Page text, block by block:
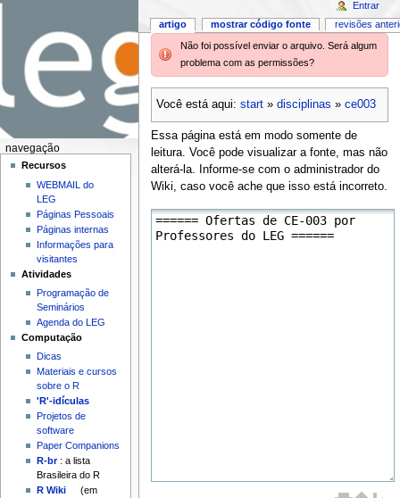
Não foi possível enviar o arquivo. Será algum
problema com as permissões?
Você está aqui: start» disciplinas » ce003
Essa página está em modo somente de
leitura. Você pode visualizar a fonte, mas não
alterá-la. Informe-se com o administrador do
Wiki, caso você ache que isso está incorreto.
artigo mostrar código fonte revisões
Entrar
navegação
Recursos
WEBMAIL do
LEG
Páginas Pessoais
Páginas internas
Informações para
visitantes
Atividades
Programação de
Seminários
Agenda do LEG
Computação
Dicas
Materiais e cursos
sobre o R
'R'-idículas
Projetos de
software
Paper Companions
R-br: a lista
Brasileira do R
R Wiki
(em